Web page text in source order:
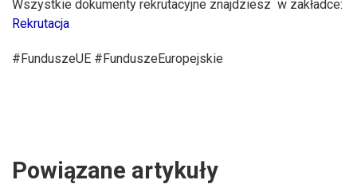
Wszystkie dokumenty rekrutacyjne znajdziesz w zakładce:
Rekrutacja
#FunduszeUE #FunduszeEuropejskie
Powiązane artykuły